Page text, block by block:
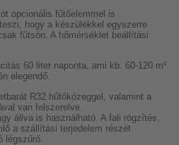
opcionális fűtőelemmel is
hogy a készülékkel egyszerre
fűtsön. A hőmérséklet beállítási
60 liter naponta, ami kb. 60-120 m²
elegendő.
R32 hűtőközeggel, valamint a
van felszerelve.
állva is használható. A fali rögzítés,
a szállítási terjedelem részét
légszűrő.